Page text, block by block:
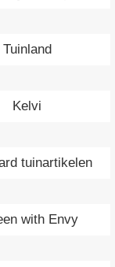
Tuinland
Kelvi
tuinartikelen
with Envy